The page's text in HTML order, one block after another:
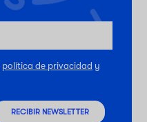
política de privacidad y
RECIBIR NEWSLETTER